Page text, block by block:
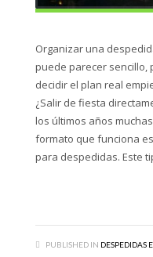
Organizar una
puede parecer sencillo,
decidir el plan real
¿Salir de fiesta
los últimos años
formato que funciona
para despedidas. Este
PUBLISHED IN DESPEDIDAS